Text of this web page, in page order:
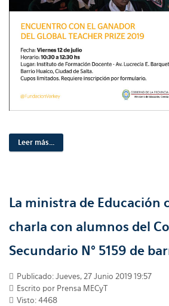
Leer más...
La ministra de Educación
charla con alumnos del
Secundario N° 5159 de
Publicado: Jueves, 27 Junio 2019 19:57
Escrito por Prensa MECyT
Visto: 4468